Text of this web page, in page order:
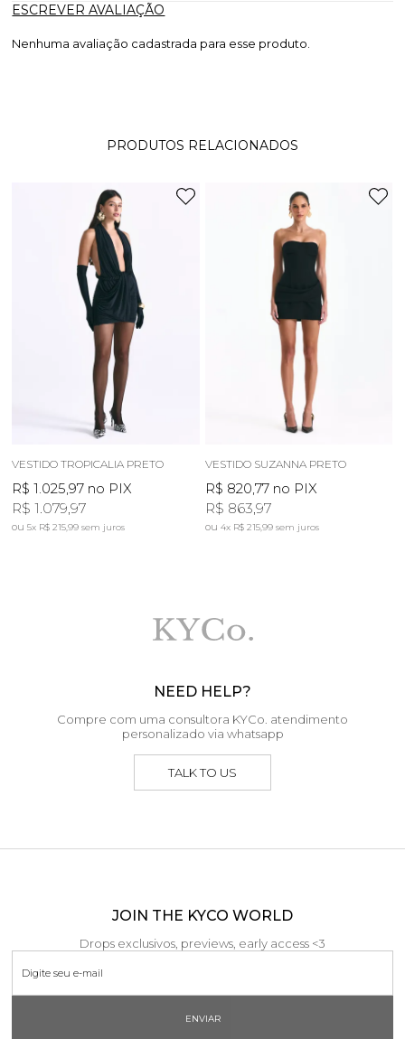
ESCREVER AVALIAÇÃO
Nenhuma avaliação cadastrada para esse produto.
PRODUTOS RELACIONADOS
VESTIDO TROPICALIA PRETO
R$ 1.025,97 no PIX
R$ 1.079,97
5x R$ 215,99sem juros
VESTIDO SUZANNA PRETO
R$ 820,77no PIX
R$ 863,97
4x R$ 215,99 sem juros
NEED HELP?
Compre com uma consultora KYCo. atendimento
personalizado via whatsapp
TALK TO US
JOIN THE KYCO WORLD
Drops exclusivos, previews, early access <3
ENVIAR